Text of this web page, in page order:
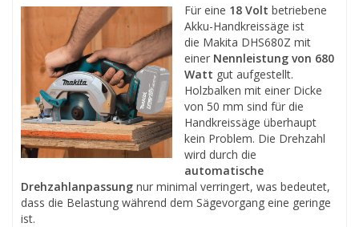
Für eine 18 Volt betriebene
Akku-Handkreissäge ist
die Makita DHS680Z mit
einer Nennleistung von 680
Watt gut aufgestellt.
Holzbalken mit einer Dicke
von 50 mm sind für die
Handkreissäge überhaupt
kein Problem. Die Drehzahl
wird durch die
automatische
Drehzahlanpassung nur minimal verringert, was bedeutet,
dass die Belastung während dem Sägevorgang eine geringe
ist.